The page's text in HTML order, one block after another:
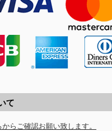
て
らご確認お願い致します。